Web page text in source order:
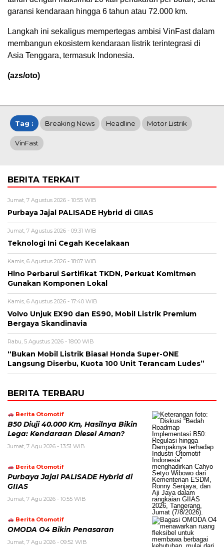
garansi kendaraan hingga 6 tahun atau 72.000 km.
Langkah ini sekaligus mempertegas ambisi VinFast dalam
membangun ekosistem kendaraan listrik terintegrasi di
Asia Tenggara, termasuk Indonesia.
(azs/oto)
Tag : Breaking News Headline Motor Listrik
VinFast
BERITA TERKAIT
Jumat, 7 Agustus 2026 - 10:55 WIB
Purbaya Jajal PALISADE Hybrid di GIIAS
Jumat, 7 Agustus 2026 - 09:31 WIB
Teknologi Ini Cegah Kecelakaan
Kamis, 6 Agustus 2026 - 18:07 WIB
Hino Perbarui Sertifikat TKDN, Perkuat Komitmen
Gunakan Komponen Lokal
Kamis, 6 Agustus 2026 - 17:40 WIB
Volvo Unjuk EX90 dan ES90, Mobil Listrik Premium
Bergaya Skandinavia
Rabu, 5 Agustus 2026 - 18:00 WIB
“Bukan Mobil Listrik Biasa! Honda Super-ONE
Langsung Diserbu, Kuota 100 Unit Terancam Ludes”
BERITA TERBARU
Berita Otomotif
B50 Diuji 40.000 Km, Hasilnya Bikin
Lega: Kendaraan Diesel Aman?
Jumat, 7 Agu 2026 - 13:51 WIB
Berita Otomotif
Purbaya Jajal PALISADE Hybrid di
GIIAS
Jumat, 7 Agu 2026 - 10:55 WIB
Berita Otomotif
OMODA O4 Bikin Penasaran
Jumat, 7 Agu 2026 - 09:52 WIB